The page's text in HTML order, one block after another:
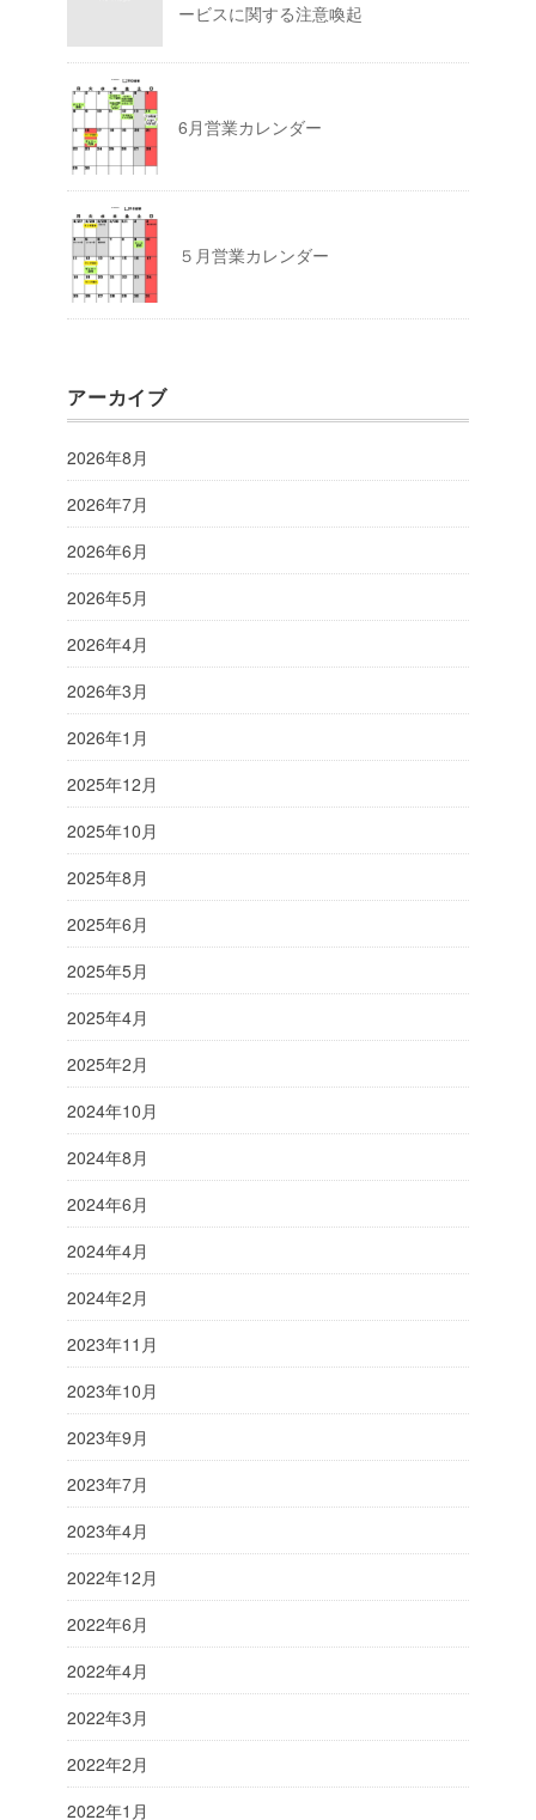
ービスに関する注意喚起
6月営業カレンダー
５月営業カレンダー
アーカイブ
2026年8月
2026年7月
2026年6月
2026年5月
2026年4月
2026年3月
2026年1月
2025年12月
2025年10月
2025年8月
2025年6月
2025年5月
2025年4月
2025年2月
2024年10月
2024年8月
2024年6月
2024年4月
2024年2月
2023年11月
2023年10月
2023年9月
2023年7月
2023年4月
2022年12月
2022年6月
2022年4月
2022年3月
2022年2月
2022年1月